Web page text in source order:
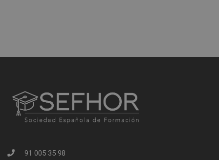
91 005 35 98